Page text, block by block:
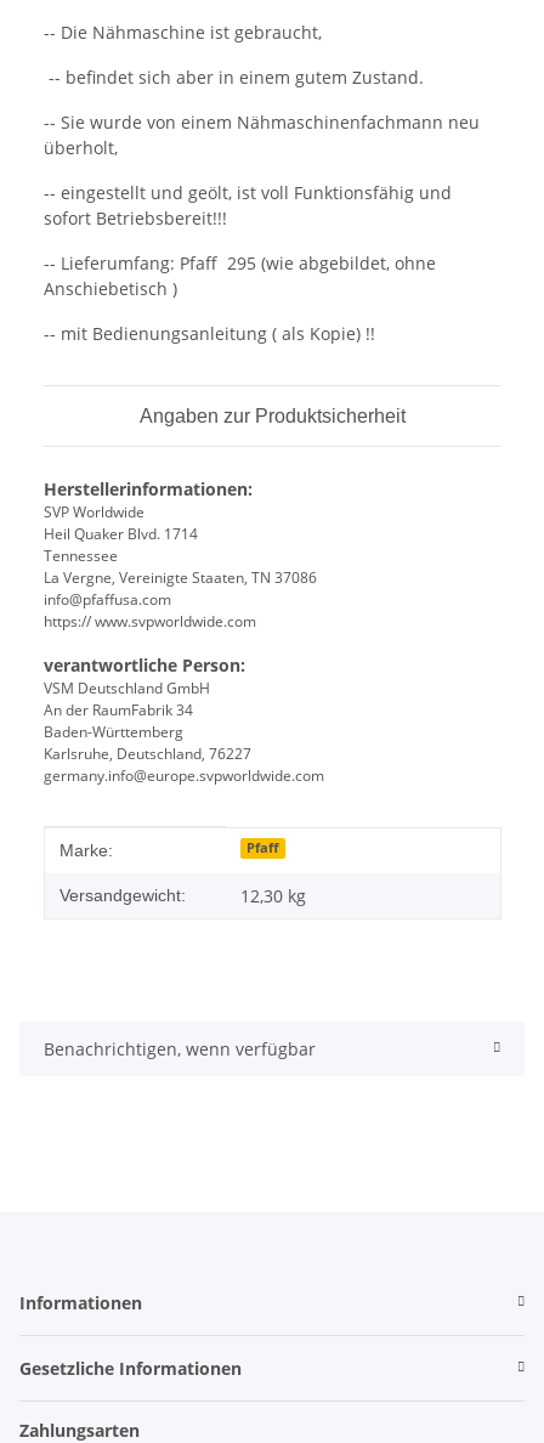
-- Die Nähmaschine ist gebraucht,
-- befindet sich aber in einem gutem Zustand.
-- Sie wurde von einem Nähmaschinenfachmann neu
überholt,
-- eingestellt und geölt, ist voll Funktionsfähig und
sofort Betriebsbereit!!!
-- Lieferumfang: Pfaff 295 (wie abgebildet, ohne
Anschiebetisch )
-- mit Bedienungsanleitung ( als Kopie) !!
Angaben zur Produktsicherheit
Herstellerinformationen:
SVP Worldwide
Heil Quaker Blvd. 1714
Tennessee
La Vergne, Vereinigte Staaten, TN 37086
info@pfaffusa.com
https:// www.svpworldwide.com
verantwortliche Person:
VSM Deutschland GmbH
An der RaumFabrik 34
Baden-Württemberg
Karlsruhe, Deutschland, 76227
germany.info@europe.svpworldwide.com
Produkteigenschaft
Wert
Marke: Pfaff
Versandgewicht: 12,30 kg
Benachrichtigen, wenn verfügbar
Informationen
Gesetzliche Informationen
Zahlungsarten